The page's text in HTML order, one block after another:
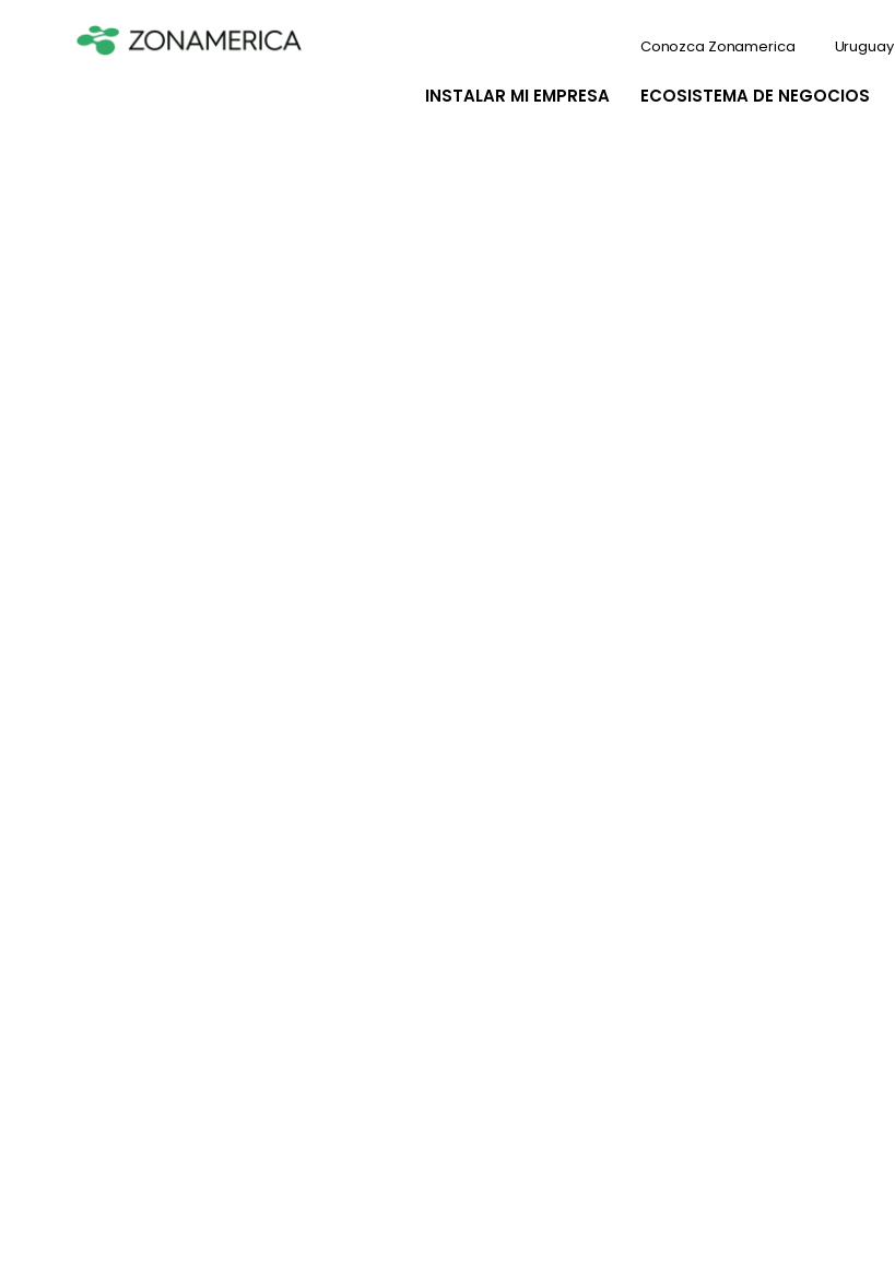
INSTALAR MI EMPRESA ECOSISTEMA DE NEGOCIOS
Conozca Zonamerica Uruguay